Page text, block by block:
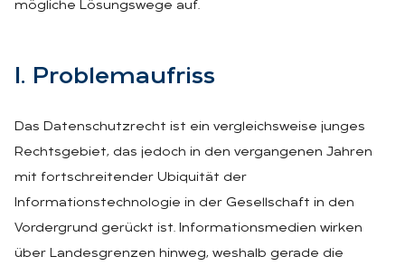
mögliche Lösungswege auf.
I. Pro­blem­auf­riss
Das Datenschutzrecht ist ein vergleichsweise junges
Rechtsgebiet, das jedoch in den vergangenen Jahren
mit fortschreitender Ubiquität der
Informationstechnologie in der Gesellschaft in den
Vordergrund gerückt ist. Informationsmedien wirken
über Landesgrenzen hinweg, weshalb gerade die